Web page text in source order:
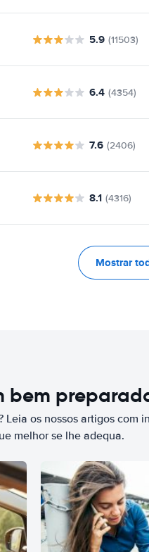
5.9 (11503)
6.4 (4354)
7.6 (2406)
8.1 (4316)
Mostrar
bem
os nossos artigos com
melhor se lhe adequa.